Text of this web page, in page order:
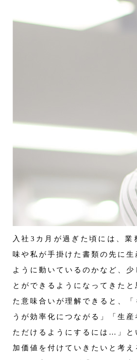
入社3カ月が過ぎた頃には、業
味や私が手掛けた書類の先に
ように動いているのかなど、少
とができるようになってきたと
た意味合いが理解できると、「
うが効率化につながる」「生産
ただけるようにするには…」と
加価値を付けていきたいと考え